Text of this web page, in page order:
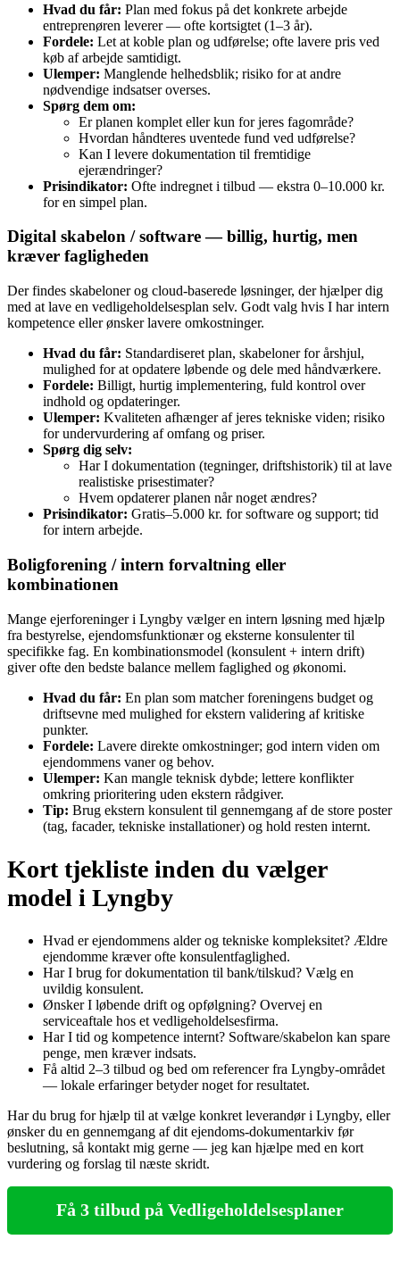
Hvad du får: Plan med fokus på det konkrete arbejde
entreprenøren leverer — ofte kortsigtet (1–3 år).
Fordele: Let at koble plan og udførelse; ofte lavere pris ved
køb af arbejde samtidigt.
Ulemper: Manglende helhedsblik; risiko for at andre
nødvendige indsatser overses.
Spørg dem om:
Er planen komplet eller kun for jeres fagområde?
Hvordan håndteres uventede fund ved udførelse?
Kan I levere dokumentation til fremtidige
ejerændringer?
Prisindikator: Ofte indregnet i tilbud — ekstra 0–10.000 kr.
for en simpel plan.
Digital skabelon / software — billig, hurtig, men
kræver fagligheden
Der findes skabeloner og cloud‑baserede løsninger, der hjælper dig
med at lave en vedligeholdelsesplan selv. Godt valg hvis I har intern
kompetence eller ønsker lavere omkostninger.
Hvad du får: Standardiseret plan, skabeloner for årshjul,
mulighed for at opdatere løbende og dele med håndværkere.
Fordele: Billigt, hurtig implementering, fuld kontrol over
indhold og opdateringer.
Ulemper: Kvaliteten afhænger af jeres tekniske viden; risiko
for undervurdering af omfang og priser.
Spørg dig selv:
Har I dokumentation (tegninger, driftshistorik) til at lave
realistiske prisestimater?
Hvem opdaterer planen når noget ændres?
Prisindikator: Gratis–5.000 kr. for software og support; tid
for intern arbejde.
Boligforening / intern forvaltning eller
kombinationen
Mange ejerforeninger i Lyngby vælger en intern løsning med hjælp
fra bestyrelse, ejendomsfunktionær og eksterne konsulenter til
specifikke fag. En kombinationsmodel (konsulent + intern drift)
giver ofte den bedste balance mellem faglighed og økonomi.
Hvad du får: En plan som matcher foreningens budget og
driftsevne med mulighed for ekstern validering af kritiske
punkter.
Fordele: Lavere direkte omkostninger; god intern viden om
ejendommens vaner og behov.
Ulemper: Kan mangle teknisk dybde; lettere konflikter
omkring prioritering uden ekstern rådgiver.
Tip: Brug ekstern konsulent til gennemgang af de store poster
(tag, facader, tekniske installationer) og hold resten internt.
Kort tjekliste inden du vælger
model i Lyngby
Hvad er ejendommens alder og tekniske kompleksitet? Ældre
ejendomme kræver ofte konsulentfaglighed.
Har I brug for dokumentation til bank/tilskud? Vælg en
uvildig konsulent.
Ønsker I løbende drift og opfølgning? Overvej en
serviceaftale hos et vedligeholdelsesfirma.
Har I tid og kompetence internt? Software/skabelon kan spare
penge, men kræver indsats.
Få altid 2–3 tilbud og bed om referencer fra Lyngby-området
— lokale erfaringer betyder noget for resultatet.
Har du brug for hjælp til at vælge konkret leverandør i Lyngby, eller
ønsker du en gennemgang af dit ejendoms‑dokumentarkiv før
beslutning, så kontakt mig gerne — jeg kan hjælpe med en kort
vurdering og forslag til næste skridt.
Få 3 tilbud på Vedligeholdelsesplaner